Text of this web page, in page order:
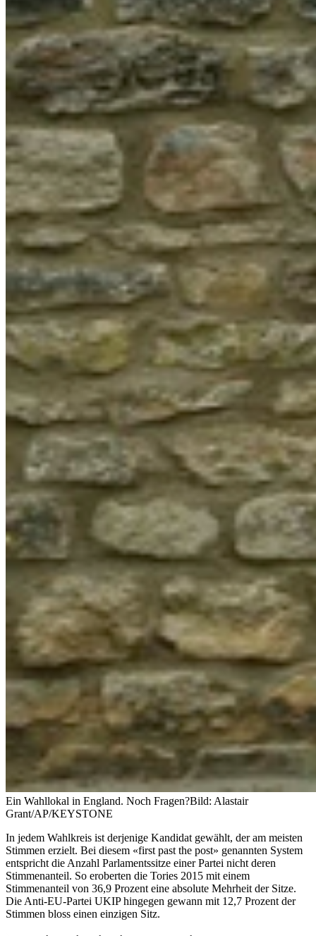
Ein Wahllokal in England. Noch Fragen?Bild: Alastair
Grant/AP/KEYSTONE
In jedem Wahlkreis ist derjenige Kandidat gewählt, der am meisten
Stimmen erzielt. Bei diesem «first past the post» genannten System
entspricht die Anzahl Parlamentssitze einer Partei nicht deren
Stimmenanteil. So eroberten die Tories 2015 mit einem
Stimmenanteil von 36,9 Prozent eine absolute Mehrheit der Sitze.
Die Anti-EU-Partei UKIP hingegen gewann mit 12,7 Prozent der
Stimmen bloss einen einzigen Sitz.